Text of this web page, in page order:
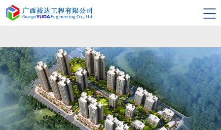
云开集团有限公司